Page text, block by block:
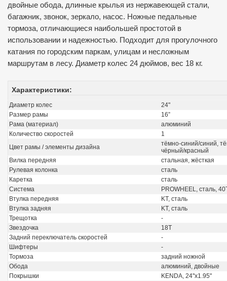
двойные обода, длинные крылья из нержавеющей стали,
багажник, звонок, зеркало, насос. Ножные педальные
тормоза, отличающиеся наибольшей простотой в
использовании и надежностью. Подходит для прогулочного
катания по городским паркам, улицам и несложным
маршрутам в лесу. Диаметр колес 24 дюймов, вес 18 кг.
Характеристики:
Диаметр колес
24"
Размер рамы
16”
Рама (материал)
алюминий
Количество скоростей
1
Цвет рамы / элементы дизайна
тёмно-синий/синий,
чёрный/красный
Вилка передняя
стальная, жёсткая
Рулевая колонка
сталь
Каретка
сталь
Система
PROWHEEL, сталь,
Втулка передняя
KT, сталь
Втулка задняя
KT, сталь
Трещотка
-
Звездочка
18T
Задний переключатель скоростей
-
Шифтеры
-
Тормоза
задний ножной
Обода
алюминий, двойные
Покрышки
KENDA, 24''x1.95"